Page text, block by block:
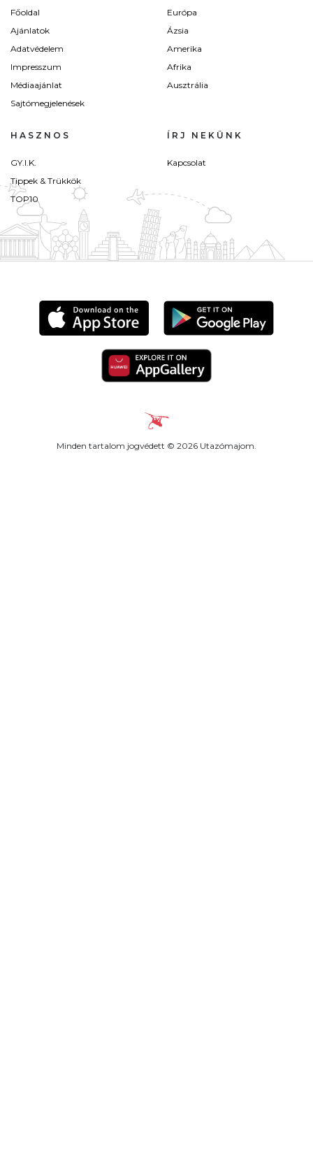
Főoldal
Ajánlatok
Adatvédelem
Impresszum
Médiaajánlat
Sajtómegjelenések
Európa
Ázsia
Amerika
Afrika
Ausztrália
HASZNOS
GY.I.K.
Tippek & Trükkök
TOP10
ÍRJ NEKÜNK
Kapcsolat
Minden tartalom jogvédett © 2026 Utazómajom.